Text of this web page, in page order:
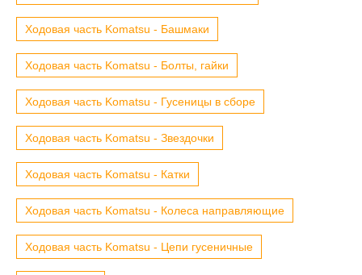
Ходовая часть Komatsu - Башмаки
Ходовая часть Komatsu - Болты, гайки
Ходовая часть Komatsu - Гусеницы в сборе
Ходовая часть Komatsu - Звездочки
Ходовая часть Komatsu - Катки
Ходовая часть Komatsu - Колеса направляющие
Ходовая часть Komatsu - Цепи гусеничные